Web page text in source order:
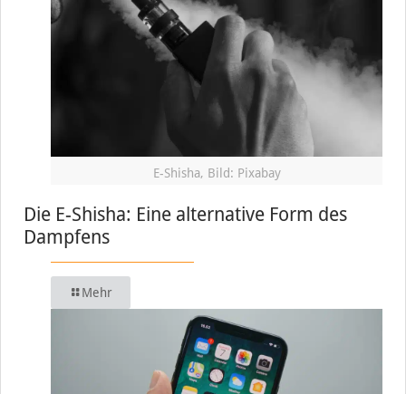
E-Shisha, Bild: Pixabay
Die E-Shisha: Eine alternative Form des
Dampfens
Mehr